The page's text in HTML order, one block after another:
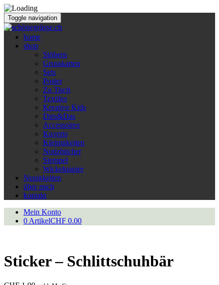
Toggle navigation
home
shop
Stöbern
Grusskarten
Sets
Poster
Zu Tisch
Textiles
Kreative Kids
Dies&Das
Accessoires
Kuverts
Kleinigkeiten
Notizbücher
Stempel
Wickelpapier
Neuigkeiten
über mich
kontakt
Mein Konto
0 ArtikelCHF 0.00
Sticker – Schlittschuhbär